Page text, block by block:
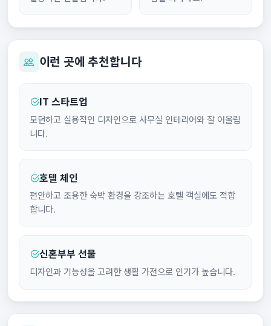
이런 곳에 추천합니다
IT 스타트업
모던하고 실용적인 디자인으로 사무실 인테리어와 잘 어울립
니다.
호텔 체인
편안하고 조용한 숙박 환경을 강조하는 호텔 객실에도 적합
합니다.
신혼부부 선물
디자인과 기능성을 고려한 생활 가전으로 인기가 높습니다.